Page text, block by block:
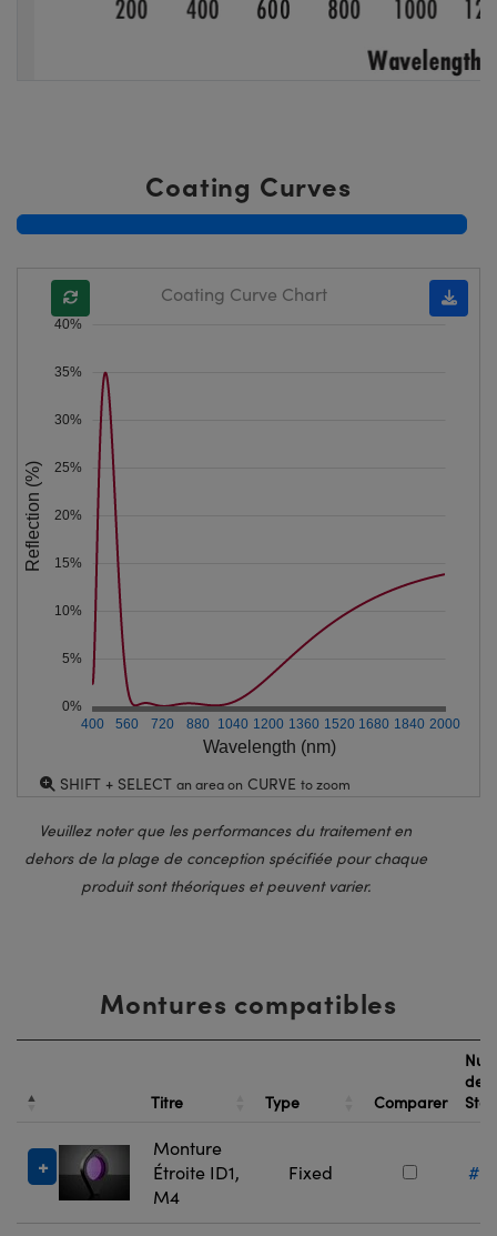
Coating Curves
Wavelength (nm)
400 560 720 880 1040 1200 1360 1520 1680 1840 2000
0%
5%
10%
15%
20%
25%
30%
35%
40%
Reflection (%)
Coating Curve Chart
SHIFT + SELECT an area on CURVE to zoom
Veuillez noter que les performances du traitement en
dehors de la plage de conception spécifiée pour chaque
produit sont théoriques et peuvent varier.
Montures compatibles
Titre Type Comparer
de
Monture
Étroite ID1,
M4
Fixed